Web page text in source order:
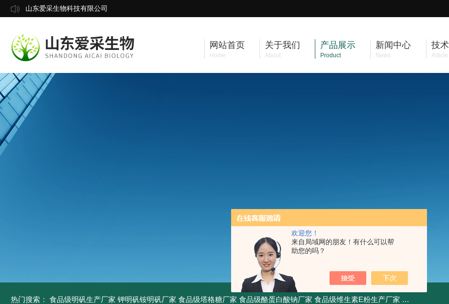
欢迎您！
来自局域网的朋友！有什么可以帮
助您的吗？
山东爱采生物科技有限公司
网站首页
Home
关于我们
About
产品展示
Product
新闻中心
News
技
Article
热门搜索： 食品级明矾生产厂家 钾明矾铵明矾厂家 食品级塔格糖厂家 食品级酪蛋白酸钠厂家 食品级维生素E粉生产厂家 食品级牛骨胶